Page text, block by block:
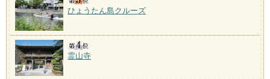
ひょうたん島クルーズ
霊山寺